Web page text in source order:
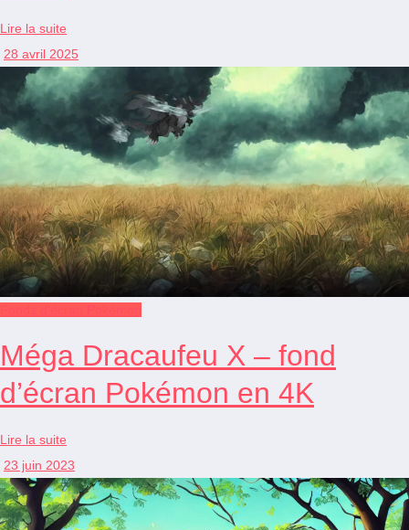
Lire la suite
28 avril 2025
Méga Dracaufeu X – fond
d’écran Pokémon en 4K
Lire la suite
23 juin 2023